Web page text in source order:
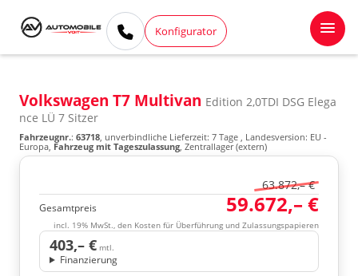
Konfigurator
Volkswagen T7 Multivan Edition 2,0TDI DSG Elega
nce LÜ 7 Sitzer
Fahrzeugnr.: 63718, unverbindliche Lieferzeit: 7 Tage , Landesversion: EU -
Europa, Fahrzeug mit Tageszulassung, Zentrallager (extern)
63.872,– €
Gesamtpreis 59.672,– €
incl. 19% MwSt., den Kosten für Überführung und Zulassungspapieren
403,– € mtl.
Finanzierung